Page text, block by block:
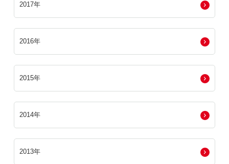
2017年
2016年
2015年
2014年
2013年